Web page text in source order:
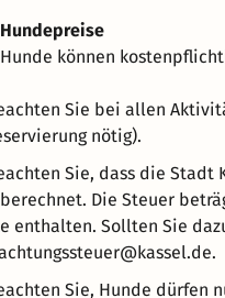
Hundepreise
Hunde können
Sie bei allen
nötig).
Sie, dass die Stadt
Die Steuer
enthalten. Sollten Sie
Sie, Hunde dürfen